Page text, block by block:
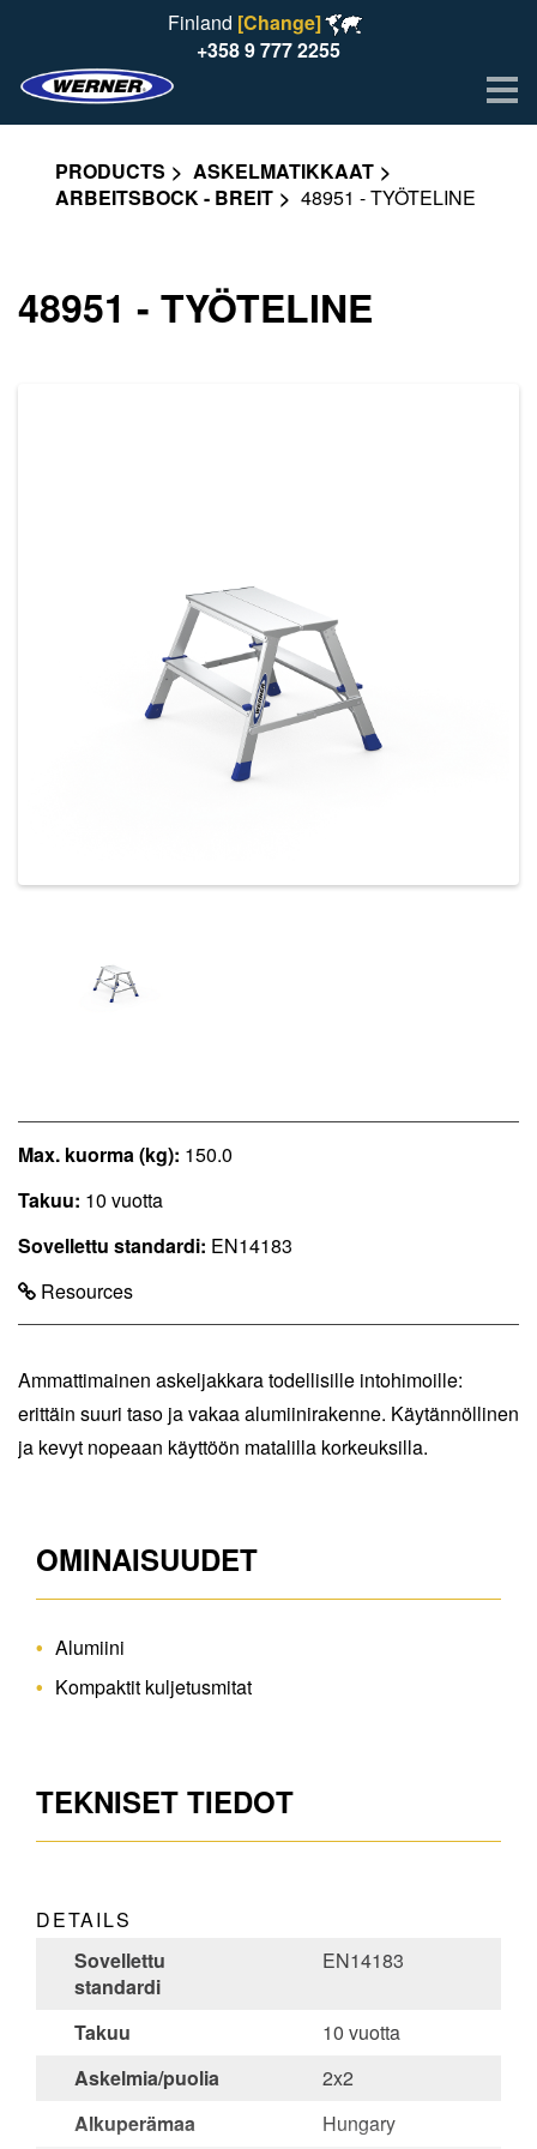
Finland [Change]
+358 9 777 2255
PRODUCTS
ASKELMATIKKAAT
ARBEITSBOCK - BREIT
48951 - TYÖTELINE
48951 - TYÖTELINE
Max. kuorma (kg): 150.0
Takuu: 10 vuotta
Sovellettu standardi: EN14183
Resources
Ammattimainen askeljakkara todellisille intohimoille:
erittäin suuri taso ja vakaa alumiinirakenne. Käytännöllinen
ja kevyt nopeaan käyttöön matalilla korkeuksilla.
OMINAISUUDET
Alumiini
Kompaktit kuljetusmitat
TEKNISET TIEDOT
DETAILS
Sovellettu
standardi
EN14183
Takuu
10 vuotta
Askelmia/puolia
2x2
Alkuperämaa
Hungary